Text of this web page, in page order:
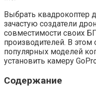
Выбрать квадрокоптер
зачастую создатели
совместимости своих
производителей. В
популярных моделей
установить камеру
Содержание